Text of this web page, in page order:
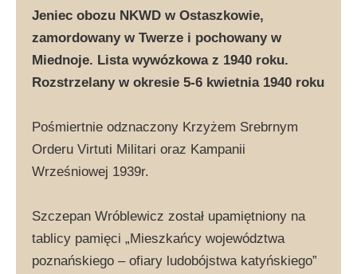
Jeniec obozu NKWD w Ostaszkowie,
zamordowany w Twerze i pochowany w
Miednoje. Lista wywózkowa z 1940 roku.
Rozstrzelany w okresie 5-6 kwietnia 1940 roku
Pośmiertnie odznaczony Krzyżem Srebrnym
Orderu Virtuti Militari oraz Kampanii
Wrześniowej 1939r.
Szczepan Wróblewicz został upamiętniony na
tablicy pamięci „Mieszkańcy województwa
poznańskiego – ofiary ludobójstwa katyńskiego”